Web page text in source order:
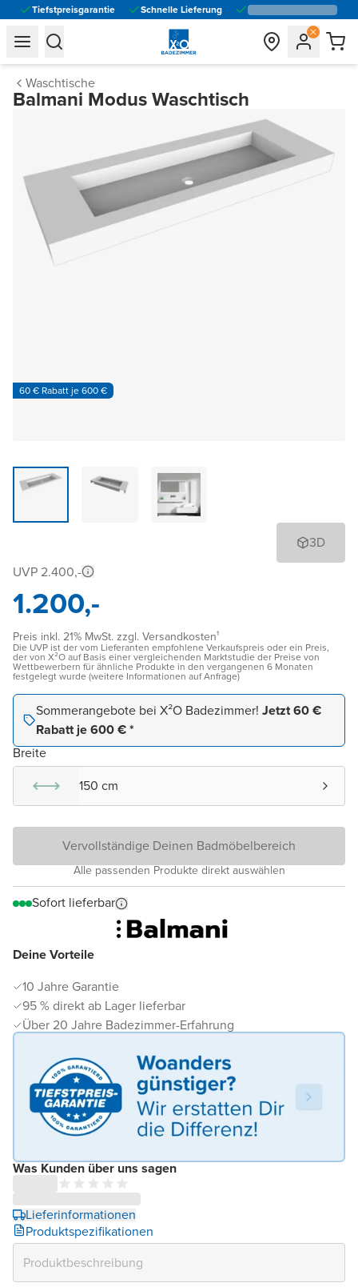
Tiefstpreisgarantie Schnelle Lieferung
general.navigation.toggle_menu.label
general.navigation.toggle_menu.label
Waschtische
Balmani Modus Waschtisch
60 € Rabatt je 600 €
3D
Deine Vorteile
10 Jahre Garantie
95 % direkt ab Lager lieferbar
Über 20 Jahre Badezimmer-Erfahrung
Was Kunden über uns sagen
Lieferinformationen
Produktspezifikationen
UVP 2.400,-
1.200,-
Preis inkl. 21% MwSt. zzgl. Versandkosten¹
Die UVP ist der vom Lieferanten empfohlene Verkaufspreis oder ein Preis,
der von X²O auf Basis einer vergleichenden Marktstudie der Preise von
Wettbewerbern für ähnliche Produkte in den vergangenen 6 Monaten
festgelegt wurde (weitere Informationen auf Anfrage)
Sommerangebote bei X²O Badezimmer! Jetzt 60 €
Rabatt je 600 € *
Breite
150 cm
Vervollständige Deinen Badmöbelbereich
Alle passenden Produkte direkt auswählen
Sofort lieferbar